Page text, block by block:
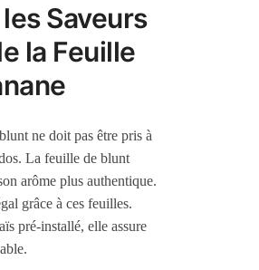
Saveurs
la Feuille
ne doit pas être pris à
La feuille de blunt
arôme plus authentique.
grâce à ces feuilles.
pré-installé, elle assure